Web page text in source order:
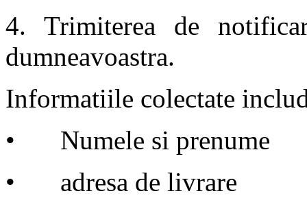
4. Trimiterea de
dumneavoastra.
Informatiile colectate
•
Numele si prenume
•
adresa de livrare